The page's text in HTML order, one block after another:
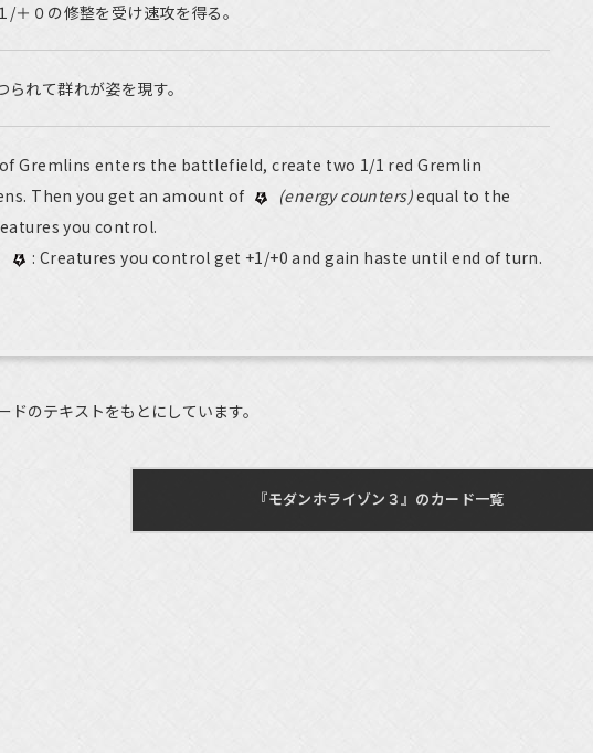
/＋０の修整を受け速攻を得る。
られて群れが姿を現す。
Gremlins enters the battlefield, create two 1/1 red Gremlin
Then you get an amount of
(energy counters)equal to the
you control.
: Creatures you control get +1/+0 and gain haste until end of turn.
ドのテキストをもとにしています。
『モダンホライゾン３』のカード一覧